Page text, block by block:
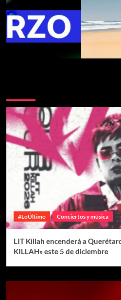
#LoÚltimo Conciertos y música
LIT Killah encenderá a
KILLAH» este 5 de diciembre